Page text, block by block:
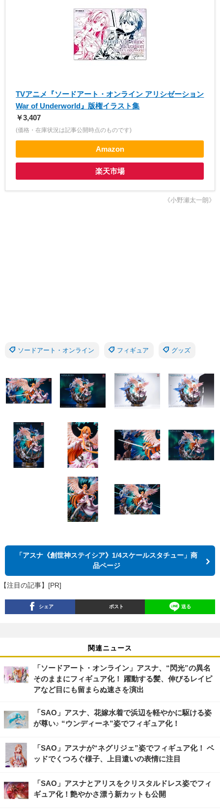
TVアニメ『ソードアート・オンライン アリシゼーション
War of Underworld』版権イラスト集
￥3,407
(価格・在庫状況は記事公開時点のものです)
Amazon
楽天市場
《小野瀬太一朗》
ソードアート・オンライン フィギュア グッズ
「アスナ《創世神ステイシア》1/4スケールスタチュー」商
品ページ
【注目の記事】[PR]
シェア ポスト 送る
関連ニュース
「ソードアート・オンライン」アスナ、“閃光”の異名
そのままにフィギュア化！ 躍動する髪、伸びるレイピ
アなど目にも留まらぬ速さを演出
「SAO」アスナ、花嫁水着で浜辺を軽やかに駆ける姿
が尊い♪ “ウンディーネ”姿でフィギュア化！
「SAO」アスナが“ネグリジェ”姿でフィギュア化！ ベ
ッドでくつろぐ様子、上目遣いの表情に注目
「SAO」アスナとアリスをクリスタルドレス姿でフィ
ギュア化！艶やかさ漂う新カットも公開